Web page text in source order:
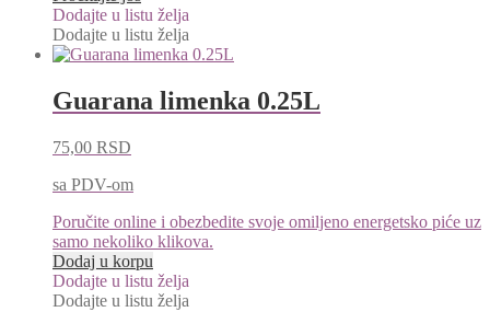
Dodajte u listu želja
Dodajte u listu želja
Guarana limenka 0.25L
75,00 RSD
sa PDV-om
Poručite online i obezbedite svoje omiljeno energetsko piće uz
samo nekoliko klikova.
Dodaj u korpu
Dodajte u listu želja
Dodajte u listu želja